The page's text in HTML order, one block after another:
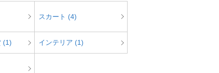
スカート (4)
(1) インテリア (1)